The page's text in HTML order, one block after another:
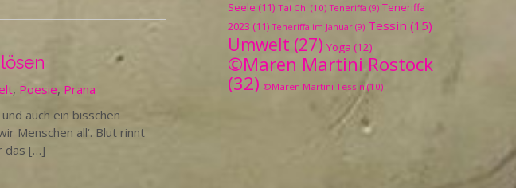
, Poesie, Prana
auch ein bisschen
Menschen all‘. Blut rinnt
das […]
Seele (11) Tai Chi (10) Teneriffa (9) Teneriffa
2023 (11) Teneriffa im Januar (9) Tessin (15)
Umwelt (27) Yoga (12)
©Maren Martini Rostock
(32) ©Maren Martini Tessin(10)